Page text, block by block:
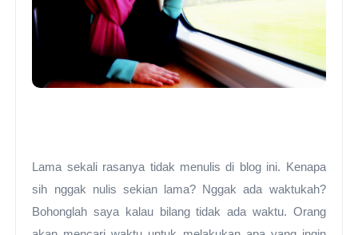
Lama sekali rasanya tidak menulis di blog ini. Kenapa
sih nggak nulis sekian lama? Nggak ada waktukah?
Bohonglah saya kalau bilang tidak ada waktu. Orang